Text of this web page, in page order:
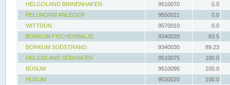
HELGOLAND BINNENHAFEN
9510070
0.0
PELLWORM ANLEGER
9550021
0.0
WITTDÜN
9570010
0.0
BORKUM FISCHERBALJE
9340020
83.5
BORKUM SÜDSTRAND
9340030
89.23
HELGOLAND SÜDHAFEN
9510075
100.0
BÜSUM
9510095
100.0
HUSUM
9530020 100.0